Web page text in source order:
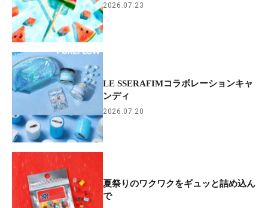
2026.07.23
LE SSERAFIMコラボレーションキャ
ンディ
2026.07.20
夏祭りのワクワクをギュッと詰め込ん
で